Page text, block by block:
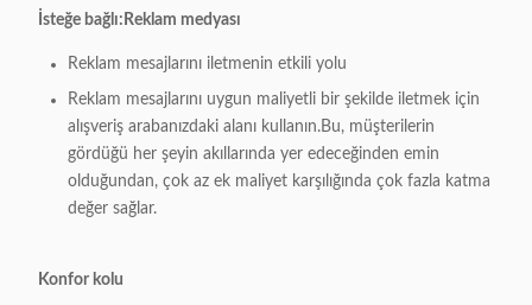
İsteğe bağlı: Reklam medyası
Reklam mesajlarını iletmenin etkili yolu
Reklam mesajlarını uygun maliyetli bir şekilde iletmek için
alışveriş arabanızdaki alanı kullanın.Bu, müşterilerin
gördüğü her şeyin akıllarında yer edeceğinden emin
olduğundan, çok az ek maliyet karşılığında çok fazla katma
değer sağlar.
Konfor kolu